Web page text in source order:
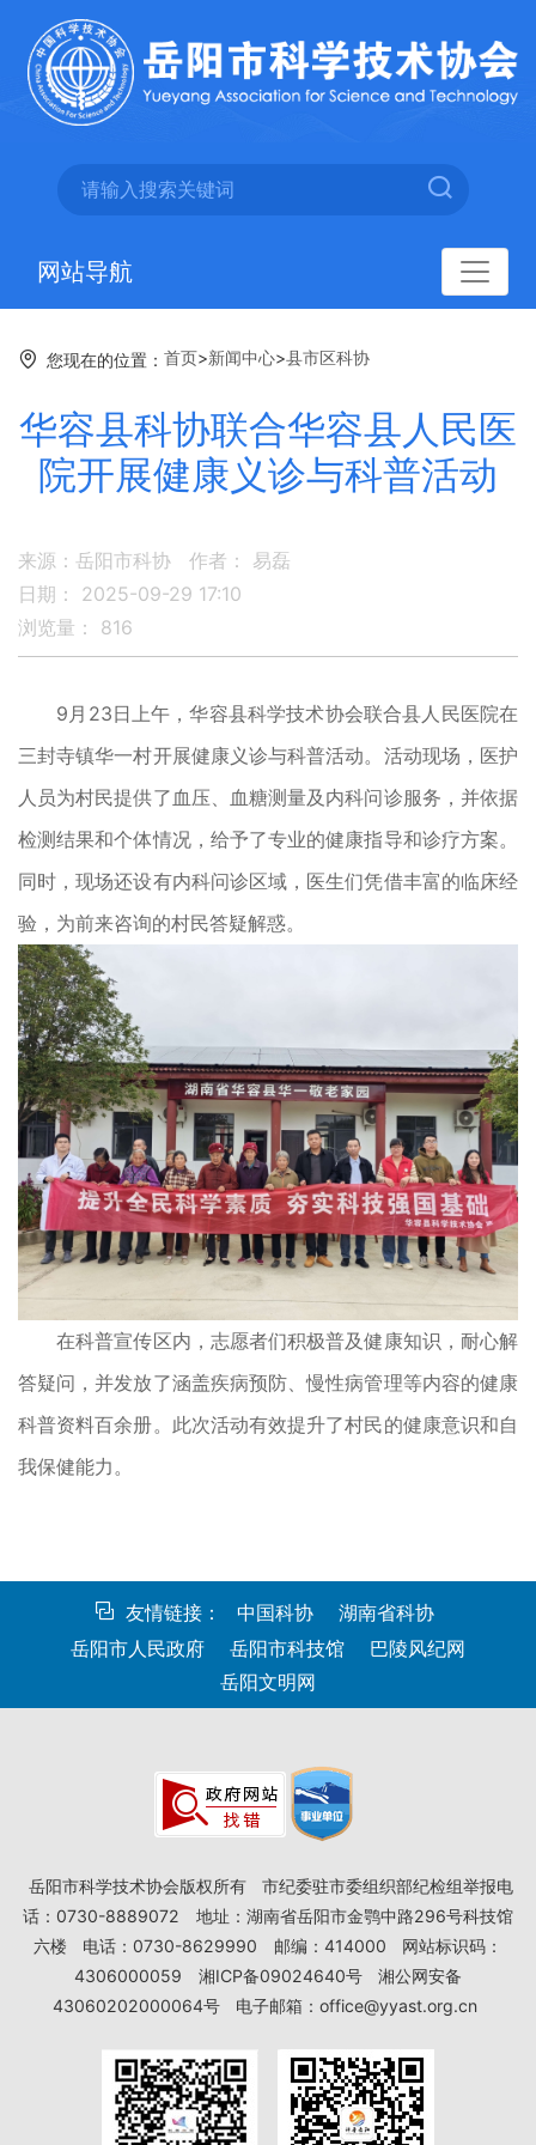
网站导航
您现在的位置： 首页>新闻中心>县市区科协
华容县科协联合华容县人民医
院开展健康义诊与科普活动
来源：岳阳市科协
作者： 易磊
日期： 2025-09-29 17:10
浏览量： 816
9月23日上午，华容县科学技术协会联合县人民医院在
三封寺镇华一村开展健康义诊与科普活动。活动现场，医护
人员为村民提供了血压、血糖测量及内科问诊服务，并依据
检测结果和个体情况，给予了专业的健康指导和诊疗方案。
同时，现场还设有内科问诊区域，医生们凭借丰富的临床经
验，为前来咨询的村民答疑解惑。
在科普宣传区内，志愿者们积极普及健康知识，耐心解
答疑问，并发放了涵盖疾病预防、慢性病管理等内容的健康
科普资料百余册。此次活动有效提升了村民的健康意识和自
我保健能力。
友情链接： 中国科协
湖南省科协
岳阳市人民政府
岳阳市科技馆
巴陵风纪网
岳阳文明网
岳阳市科学技术协会版权所有
市纪委驻市委组织部纪检组举报电
话：0730-8889072
地址：湖南省岳阳市金鹗中路296号科技馆
六楼
电话：0730-8629990 邮编：414000
网站标识码：
4306000059
湘ICP备09024640号
湘公网安备
43060202000064号
电子邮箱：office@yyast.org.cn